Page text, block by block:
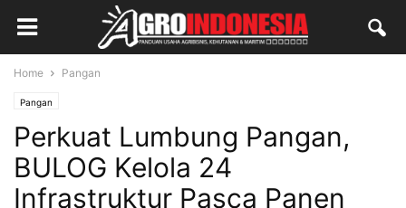
Home Pangan
Pangan
Perkuat Lumbung Pangan,
BULOG Kelola 24
Infrastruktur Pasca Panen